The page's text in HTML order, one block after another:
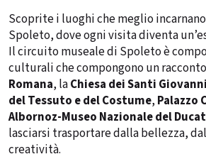
Scoprite i luoghi che meglio
Spoleto, dove ogni visita diventa
Il circuito museale di Spoleto è
culturali che compongono un
Romana, laChiesa dei Santi
del Tessuto e del Costume, Palazzo
Albornoz-Museo Nazionale del
lasciarsi trasportare dalla bellezza,
creatività.